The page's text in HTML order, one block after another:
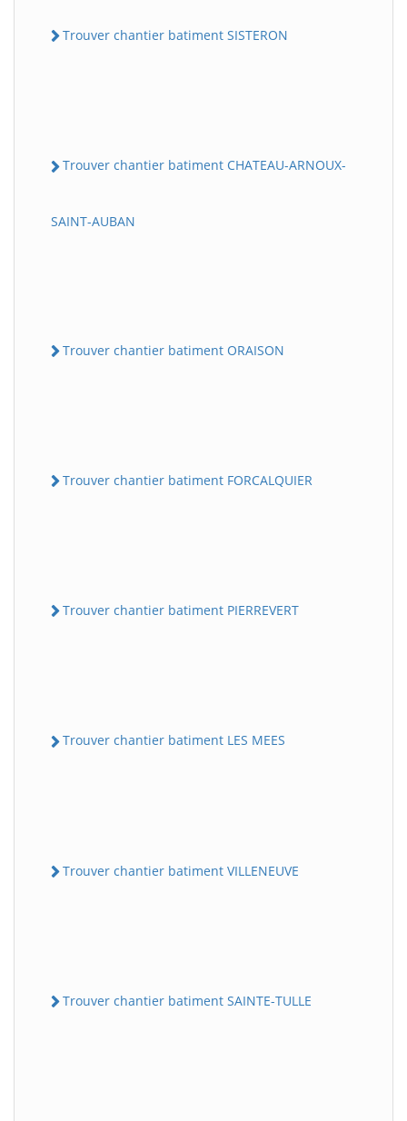
Trouver chantier batiment SISTERON
Trouver chantier batiment CHATEAU-ARNOUX-
SAINT-AUBAN
Trouver chantier batiment ORAISON
Trouver chantier batiment FORCALQUIER
Trouver chantier batiment PIERREVERT
Trouver chantier batiment LES MEES
Trouver chantier batiment VILLENEUVE
Trouver chantier batiment SAINTE-TULLE